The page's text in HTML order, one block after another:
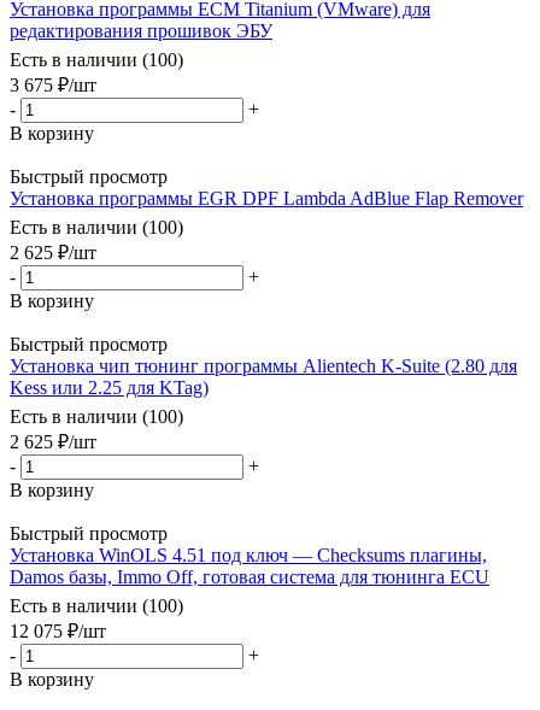
Установка программы ECM Titanium (VMware) для
редактирования прошивок ЭБУ
Есть в наличии (100)
3 675 ₽/шт
-
+
В корзину
Быстрый просмотр
Установка программы EGR DPF Lambda AdBlue Flap Remover
Есть в наличии (100)
2 625 ₽/шт
-
+
В корзину
Быстрый просмотр
Установка чип тюнинг программы Alientech K-Suite (2.80 для
Kess или 2.25 для KTag)
Есть в наличии (100)
2 625 ₽/шт
-
+
В корзину
Быстрый просмотр
Установка WinOLS 4.51 под ключ — Checksums плагины,
Damos базы, Immo Off, готовая система для тюнинга ECU
Есть в наличии (100)
12 075 ₽/шт
-
+
В корзину